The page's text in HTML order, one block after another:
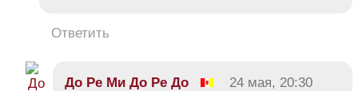
Ответить
До Ре Ми До Ре До
24 мая, 20:30